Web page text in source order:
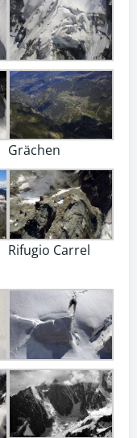
Grächen
Rifugio Carrel